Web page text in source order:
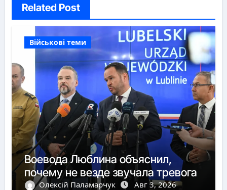
Related Post
Військові теми
Воевода Люблина объяснил,
почему не везде звучала тревога
Олексій Паламарчук Авг 3, 2026